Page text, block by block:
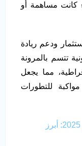
كانت مساهمة أو
ودعم ريادة
تتسم بالمرونة
مما يجعل
للتطورات
الشركات الناشئة في 2025: أبرز